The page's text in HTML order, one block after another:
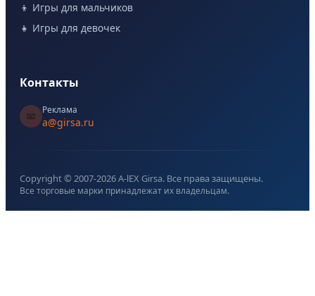
👦 Игры для мальчиков
👧 Игры для девочек
Контакты
📧
Реклама
a@girsa.ru
Copyright © 2007-2026A-lEX Girsa. Все права защищены.
Все торговые марки принадлежат их владельцам.